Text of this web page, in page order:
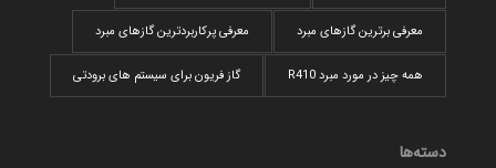
معرفی برترین گازهای مبرد معرفی پرکاربردترین گاز‌های مبرد
همه چیز در مورد مبرد R410 گاز فریون برای سیستم های برودتی
دسته‌ها